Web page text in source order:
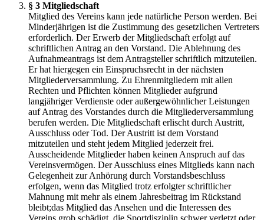
§ 3 Mitgliedschaft
Mitglied des Vereins kann jede natürliche Person werden. Bei
Minderjährigen ist die Zustimmung des gesetzlichen Vertreters
erforderlich. Der Erwerb der Mitgliedschaft erfolgt auf
schriftlichen Antrag an den Vorstand. Die Ablehnung des
Aufnahmeantrags ist dem Antragsteller schriftlich mitzuteilen.
Er hat hiergegen ein Einspruchsrecht in der nächsten
Mitgliederversammlung. Zu Ehrenmitgliedern mit allen
Rechten und Pflichten können Mitglieder aufgrund
langjähriger Verdienste oder außergewöhnlicher Leistungen
auf Antrag des Vorstandes durch die Mitgliederversammlung
berufen werden. Die Mitgliedschaft erlischt durch Austritt,
Ausschluss oder Tod. Der Austritt ist dem Vorstand
mitzuteilen und steht jedem Mitglied jederzeit frei.
Ausscheidende Mitglieder haben keinen Anspruch auf das
Vereinsvermögen. Der Ausschluss eines Mitglieds kann nach
Gelegenheit zur Anhörung durch Vorstandsbeschluss
erfolgen, wenn das Mitglied trotz erfolgter schriftlicher
Mahnung mit mehr als einem Jahresbeitrag im Rückstand
bleibt;das Mitglied das Ansehen und die Interessen des